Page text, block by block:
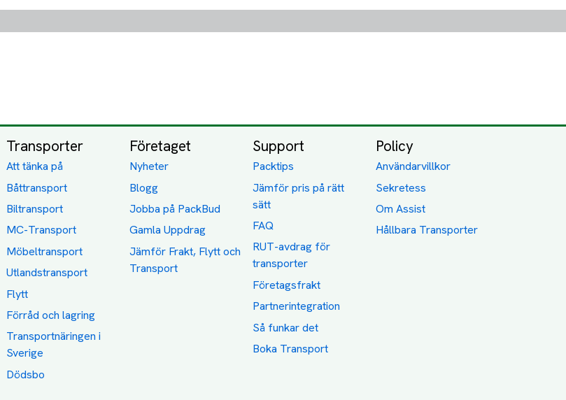
Transporter
Att tänka på
Båttransport
Biltransport
MC-Transport
Möbeltransport
Utlandstransport
Flytt
Förråd och lagring
Transportnäringen i
Sverige
Dödsbo
Företaget
Nyheter
Blogg
Jobba på PackBud
Gamla Uppdrag
Jämför Frakt, Flytt och
Transport
Support
Packtips
Jämför pris på rätt
sätt
FAQ
RUT-avdrag för
transporter
Företagsfrakt
Partnerintegration
Så funkar det
Boka Transport
Policy
Användarvillkor
Sekretess
Om Assist
Hållbara Transporter